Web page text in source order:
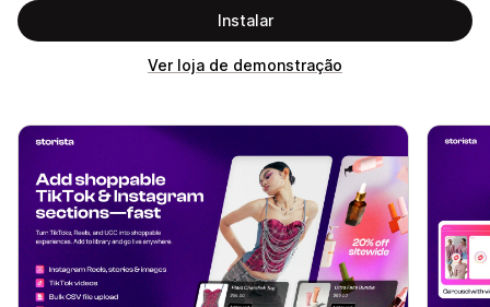
Instalar
Ver loja de demonstração